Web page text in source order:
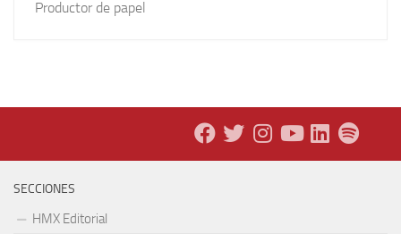
Productor de papel
SECCIONES
HMX Editorial